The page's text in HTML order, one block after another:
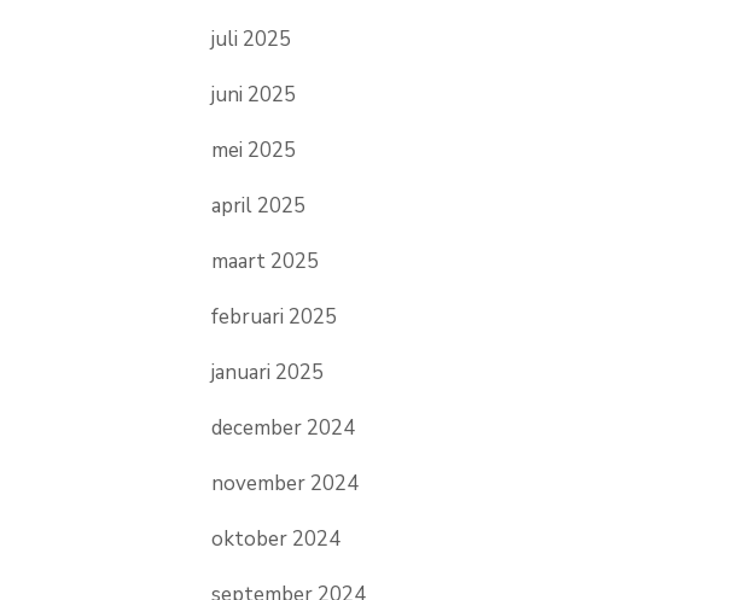
juli 2025
juni 2025
mei 2025
april 2025
maart 2025
februari 2025
januari 2025
december 2024
november 2024
oktober 2024